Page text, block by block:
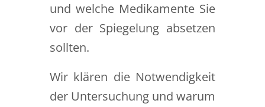
und welche Medikamente Sie
vor der Spiegelung absetzen
sollten.
Wir klären die Notwendigkeit
der Untersuchung und warum